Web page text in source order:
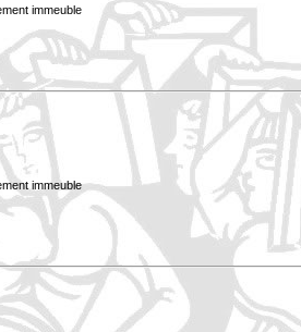
immeuble
immeuble